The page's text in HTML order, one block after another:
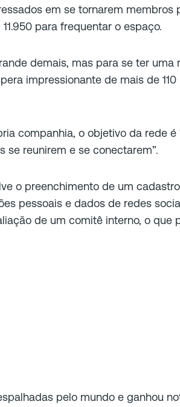
em se tornarem membros
para frequentar o espaço.
demais, mas para se ter uma
impressionante de mais de 110
companhia, o objetivo da rede é
se reunirem e se conectarem”.
o preenchimento de um
pessoais e dados de redes
de um comitê interno, o que
pelo mundo e ganhou